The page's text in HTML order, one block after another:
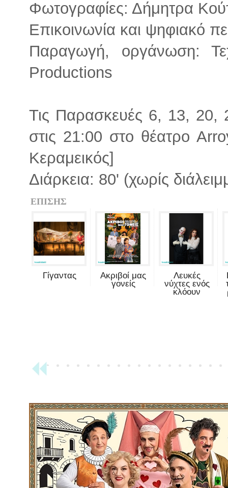
Φωτογραφίες: Δήμητρα
Επικοινωνία και ψηφιακό
Παραγωγή, οργάνωση:
Productions
Τις Παρασκευές 6, 13, 20,
στις 21:00 στο θέατρο
Κεραμεικός]
Διάρκεια: 80' (χωρίς
ΕΠΙΣΗΣ
Γίγαντας
Ακριβοί μας
γονείς
Λευκές
νύχτες ενός
κλόουν